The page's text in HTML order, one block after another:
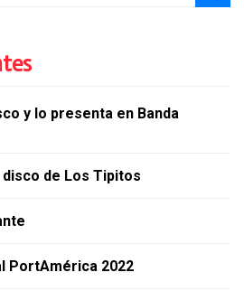
y lo presenta en Banda
de Los Tipitos
PortAmérica 2022